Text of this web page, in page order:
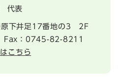
代表
原下井足17番地の3 2F
Fax：0745-82-8211
こちら